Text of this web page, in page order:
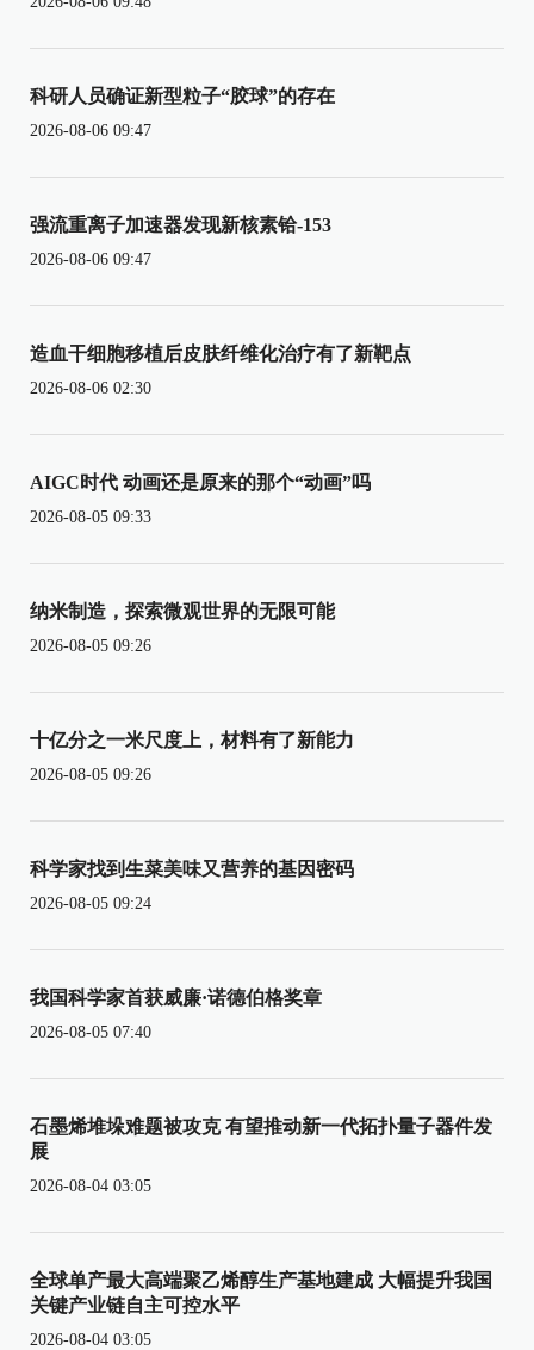
科研人员确证新型粒子“胶球”的存在
2026-08-06 09:47
强流重离子加速器发现新核素铪-153
2026-08-06 09:47
造血干细胞移植后皮肤纤维化治疗有了新靶点
2026-08-06 02:30
AIGC时代 动画还是原来的那个“动画”吗
2026-08-05 09:33
纳米制造，探索微观世界的无限可能
2026-08-05 09:26
十亿分之一米尺度上，材料有了新能力
2026-08-05 09:26
科学家找到生菜美味又营养的基因密码
2026-08-05 09:24
我国科学家首获威廉·诺德伯格奖章
2026-08-05 07:40
石墨烯堆垛难题被攻克 有望推动新一代拓扑量子器件发
展
2026-08-04 03:05
全球单产最大高端聚乙烯醇生产基地建成 大幅提升我国
关键产业链自主可控水平
2026-08-04 03:05